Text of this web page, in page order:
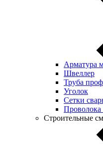
Арматура
Швеллер
Труба
Уголок
Сетки
Проволока
Строительные